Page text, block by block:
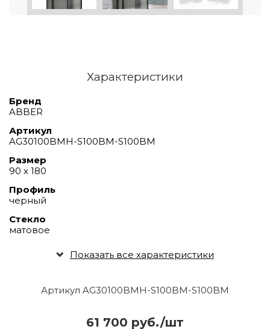
Артикул AG30100BMH-S100BM-S100BM
61 700 руб./шт
Характеристики
Бренд
ABBER
Артикул
AG30100BMH-S100BM-S100BM
Размер
90 х 180
Профиль
черный
Стекло
матовое
Показать все характеристики